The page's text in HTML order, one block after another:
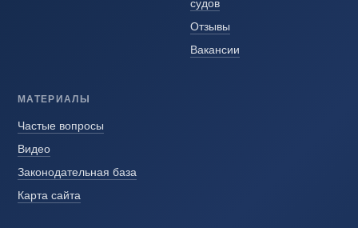
судов
Отзывы
Вакансии
МАТЕРИАЛЫ
Частые вопросы
Видео
Законодательная база
Карта сайта